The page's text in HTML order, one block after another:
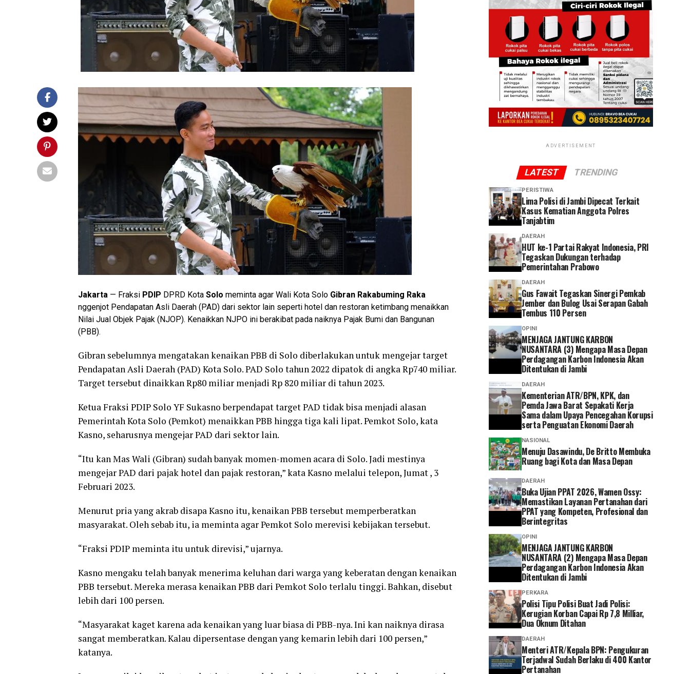
Jakarta — Fraksi PDIP DPRD Kota Solo meminta agar Wali Kota Solo Gibran Rakabuming Raka
nggenjot Pendapatan Asli Daerah (PAD) dari sektor lain seperti hotel dan restoran ketimbang menaikkan
Nilai Jual Objek Pajak (NJOP). Kenaikkan NJPO ini berakibat pada naiknya Pajak Bumi dan Bangunan
(PBB).
Gibran sebelumnya mengatakan kenaikan PBB di Solo diberlakukan untuk mengejar target
Pendapatan Asli Daerah (PAD) Kota Solo. PAD Solo tahun 2022 dipatok di angka Rp740 miliar.
Target tersebut dinaikkan Rp80 miliar menjadi Rp 820 miliar di tahun 2023.
Ketua Fraksi PDIP Solo YF Sukasno berpendapat target PAD tidak bisa menjadi alasan
Pemerintah Kota Solo (Pemkot) menaikkan PBB hingga tiga kali lipat. Pemkot Solo, kata
Kasno, seharusnya mengejar PAD dari sektor lain.
“Itu kan Mas Wali (Gibran) sudah banyak momen-momen acara di Solo. Jadi mestinya
mengejar PAD dari pajak hotel dan pajak restoran,” kata Kasno melalui telepon, Jumat , 3
Februari 2023.
Menurut pria yang akrab disapa Kasno itu, kenaikan PBB tersebut memperberatkan
masyarakat. Oleh sebab itu, ia meminta agar Pemkot Solo merevisi kebijakan tersebut.
“Fraksi PDIP meminta itu untuk direvisi,” ujarnya.
Kasno mengaku telah banyak menerima keluhan dari warga yang keberatan dengan kenaikan
PBB tersebut. Mereka merasa kenaikan PBB dari Pemkot Solo terlalu tinggi. Bahkan, disebut
lebih dari 100 persen.
“Masyarakat kaget karena ada kenaikan yang luar biasa di PBB-nya. Ini kan naiknya dirasa
sangat memberatkan. Kalau dipersentase dengan yang kemarin lebih dari 100 persen,”
katanya.
ADVERTISEMENT
LATEST TRENDING
PERISTIWA
Lima Polisi di Jambi Dipecat Terkait
Kasus Kematian Anggota Polres
Tanjabtim
DAERAH
HUT ke-1 Partai Rakyat Indonesia, PRI
Tegaskan Dukungan terhadap
Pemerintahan Prabowo
DAERAH
Gus Fawait Tegaskan Sinergi Pemkab
Jember dan Bulog Usai Serapan Gabah
Tembus 110 Persen
OPINI
MENJAGA JANTUNG KARBON
NUSANTARA (3) Mengapa Masa Depan
Perdagangan Karbon Indonesia Akan
Ditentukan di Jambi
DAERAH
Kementerian ATR/BPN, KPK, dan
Pemda Jawa Barat Sepakati Kerja
Sama dalam Upaya Pencegahan Korupsi
serta Penguatan Ekonomi Daerah
NASIONAL
Menuju Dasawindu, De Britto Membuka
Ruang bagi Kota dan Masa Depan
DAERAH
Buka Ujian PPAT 2026, Wamen Ossy:
Memastikan Layanan Pertanahan dari
PPAT yang Kompeten, Profesional dan
Berintegritas
OPINI
MENJAGA JANTUNG KARBON
NUSANTARA (2) Mengapa Masa Depan
Perdagangan Karbon Indonesia Akan
Ditentukan di Jambi
PERKARA
Polisi Tipu Polisi Buat Jadi Polisi:
Kerugian Korban Capai Rp 7,8 Milliar,
Dua Oknum Ditahan
DAERAH
Menteri ATR/Kepala BPN: Pengukuran
Terjadwal Sudah Berlaku di 400 Kantor
Pertanahan